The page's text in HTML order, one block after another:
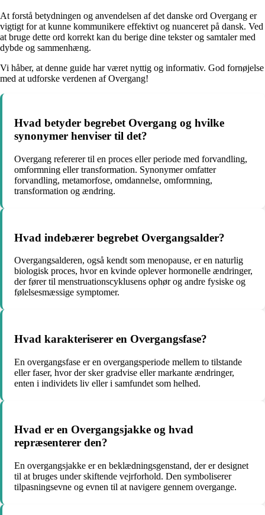
At forstå betydningen og anvendelsen af det danske ord Overgang er
vigtigt for at kunne kommunikere effektivt og nuanceret på dansk. Ved
at bruge dette ord korrekt kan du berige dine tekster og samtaler med
dybde og sammenhæng.
Vi håber, at denne guide har været nyttig og informativ. God fornøjelse
med at udforske verdenen af Overgang!
Hvad betyder begrebet Overgang og hvilke
synonymer henviser til det?
Overgang refererer til en proces eller periode med forvandling,
omformning eller transformation. Synonymer omfatter
forvandling, metamorfose, omdannelse, omformning,
transformation og ændring.
Hvad indebærer begrebet Overgangsalder?
Overgangsalderen, også kendt som menopause, er en naturlig
biologisk proces, hvor en kvinde oplever hormonelle ændringer,
der fører til menstruationscyklusens ophør og andre fysiske og
følelsesmæssige symptomer.
Hvad karakteriserer en Overgangsfase?
En overgangsfase er en overgangsperiode mellem to tilstande
eller faser, hvor der sker gradvise eller markante ændringer,
enten i individets liv eller i samfundet som helhed.
Hvad er en Overgangsjakke og hvad
repræsenterer den?
En overgangsjakke er en beklædningsgenstand, der er designet
til at bruges under skiftende vejrforhold. Den symboliserer
tilpasningsevne og evnen til at navigere gennem overgange.